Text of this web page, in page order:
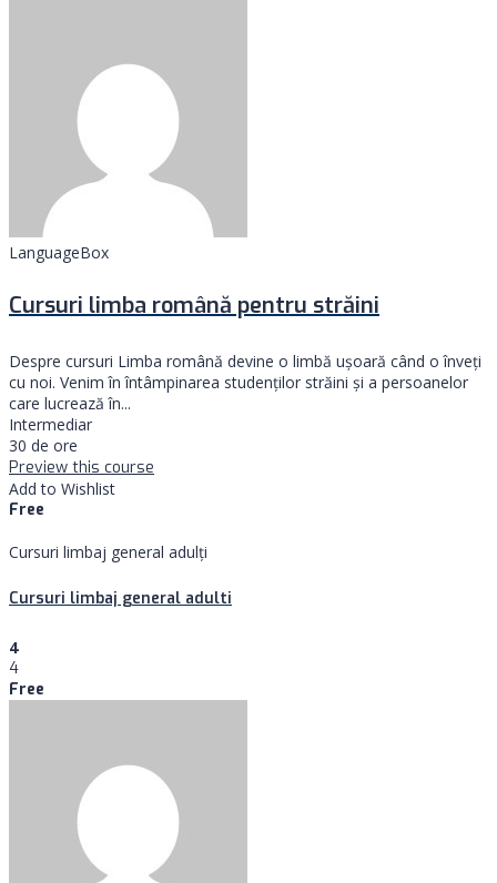
LanguageBox
Cursuri limba română pentru străini
Despre cursuri Limba română devine o limbă ușoară când o înveți
cu noi. Venim în întâmpinarea studenților străini și a persoanelor
care lucrează în...
Intermediar
30 de ore
Preview this course
Add to Wishlist
Free
Cursuri limbaj general adulți
Cursuri limbaj general adulti
4
4
Free